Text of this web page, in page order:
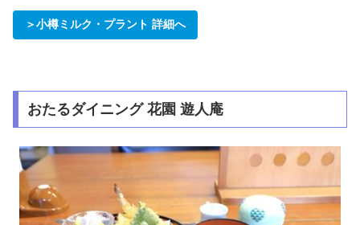
＞小樽ミルク・プラント 詳細へ
おたるダイニング 花園 遊人庵